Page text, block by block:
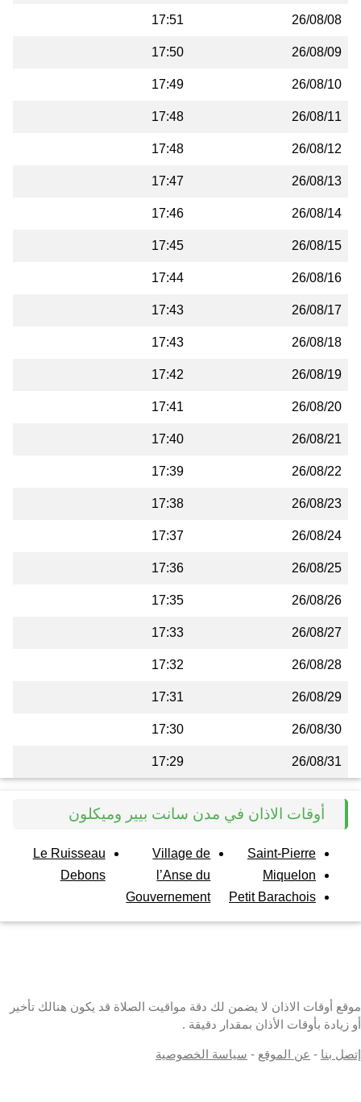
26/08/08
17:51
26/08/09
17:50
26/08/10
17:49
26/08/11
17:48
26/08/12
17:48
26/08/13
17:47
26/08/14
17:46
26/08/15
17:45
26/08/16
17:44
26/08/17
17:43
26/08/18
17:43
26/08/19
17:42
26/08/20
17:41
26/08/21
17:40
26/08/22
17:39
26/08/23
17:38
26/08/24
17:37
26/08/25
17:36
26/08/26
17:35
26/08/27
17:33
26/08/28
17:32
26/08/29
17:31
26/08/30
17:30
26/08/31
17:29
أوقات الاذان في مدن سانت بيير وميكلون
Saint-Pierre
Miquelon
Petit Barachois
Village de
l’Anse du
Gouvernement
Le Ruisseau
Debons
موقع أوقات الاذان لا يضمن لك دقة مواقيت الصلاة قد يكون هنالك تأخير
أو زيادة بأوقات الأذان بمقدار دقيقة .
إتصل بنا - عن الموقع - سياسة الخصوصية